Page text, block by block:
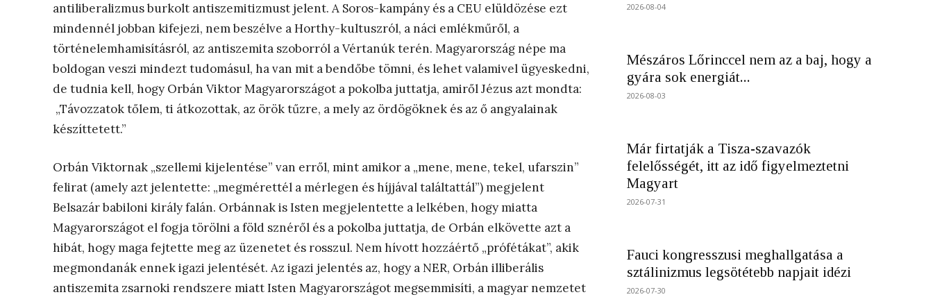
antiliberalizmus burkolt antiszemitizmust jelent. A Soros-kampány és a CEU elüldözése ezt
mindennél jobban kifejezi, nem beszélve a Horthy-kultuszról, a náci emlékműről, a
történelemhamisításról, az antiszemita szoborról a Vértanúk terén. Magyarország népe ma
boldogan veszi mindezt tudomásul, ha van mit a bendőbe tömni, és lehet valamivel ügyeskedni,
de tudnia kell, hogy Orbán Viktor Magyarországot a pokolba juttatja, amiről Jézus azt mondta:
„Távozzatok tőlem, ti átkozottak, az örök tűzre, a mely az ördögöknek és az ő angyalainak
készíttetett.”
Orbán Viktornak „szellemi kijelentése” van erről, mint amikor a „mene, mene, tekel, ufarszin”
felirat (amely azt jelentette: „megmérettél a mérlegen és híjjával találtattál”) megjelent
Belsazár babiloni király falán. Orbánnak is Isten megjelentette a lelkében, hogy miatta
Magyarországot el fogja törölni a föld sznéről és a pokolba juttatja, de Orbán elkövette azt a
hibát, hogy maga fejtette meg az üzenetet és rosszul. Nem hívott hozzáértő „prófétákat”, akik
megmondanák ennek igazi jelentését. Az igazi jelentés az, hogy a NER, Orbán illiberális
antiszemita zsarnoki rendszere miatt Isten Magyarországot megsemmisíti, a magyar nemzetet
2026-08-04
Mészáros Lőrinccel nem az a baj, hogy a
gyára sok energiát...
2026-08-03
Már firtatják a Tisza-szavazók
felelősségét, itt az idő figyelmeztetni
Magyart
2026-07-31
Fauci kongresszusi meghallgatása a
sztálinizmus legsötétebb napjait idézi
2026-07-30